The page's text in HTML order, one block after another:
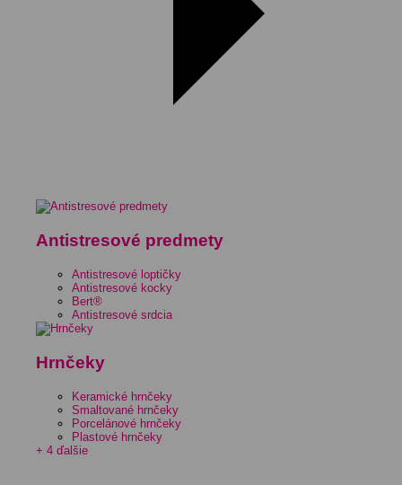
Antistresové predmety
Antistresové loptičky
Antistresové kocky
Bert®
Antistresové srdcia
Hrnčeky
Keramické hrnčeky
Smaltované hrnčeky
Porcelánové hrnčeky
Plastové hrnčeky
+ 4 ďalšie